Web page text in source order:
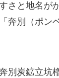
さと地名が
奔別（ポン
別炭鉱立坑